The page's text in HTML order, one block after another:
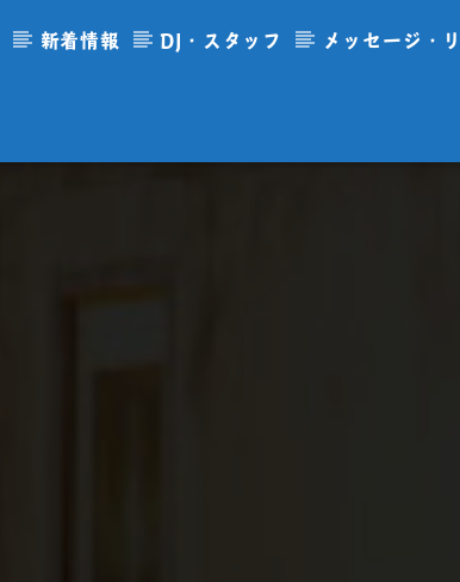
新着情報 DJ・スタッフ メッセージ・